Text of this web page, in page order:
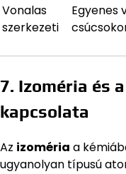
Vonalas
szerkezeti
Egyenes
7. Izoméria és
kapcsolata
Az izoméria a
ugyanolyan típusú